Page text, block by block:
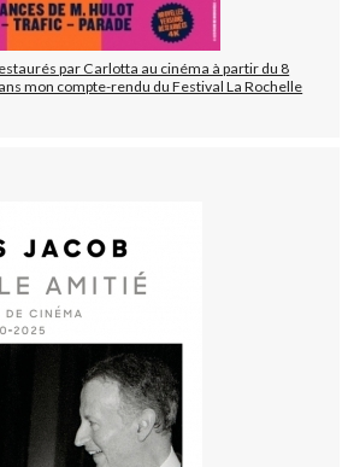
par Carlotta au cinéma à partir du 8
mon compte-rendu du Festival La Rochelle